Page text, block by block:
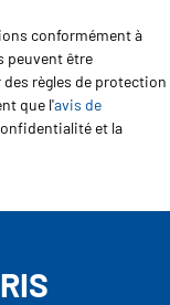
conformément à
peuvent être
règles de protection
que l'avis de
et la